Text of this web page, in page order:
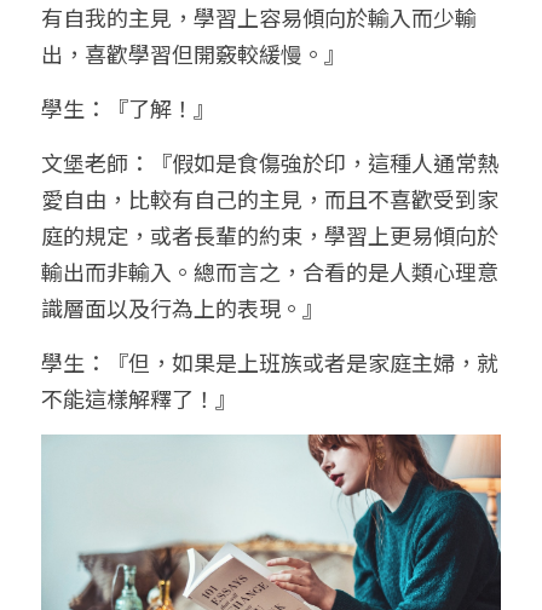
有自我的主見，學習上容易傾向於輸入而少輸
出，喜歡學習但開竅較緩慢。』
學生：『了解！』
文堡老師：『假如是食傷強於印，這種人通常熱
愛自由，比較有自己的主見，而且不喜歡受到家
庭的規定，或者長輩的約束，學習上更易傾向於
輸出而非輸入。總而言之，合看的是人類心理意
識層面以及行為上的表現。』
學生：『但，如果是上班族或者是家庭主婦，就
不能這樣解釋了！』